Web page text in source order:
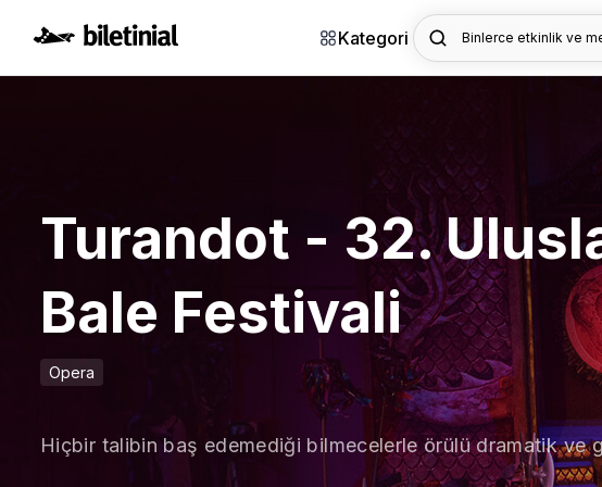
Kategori Binlerce etkinlik ve
Turandot - 32.
Bale Festivali
Opera
Hiçbir talibin baş edemediği bilmecelerle örülü dramatik ve